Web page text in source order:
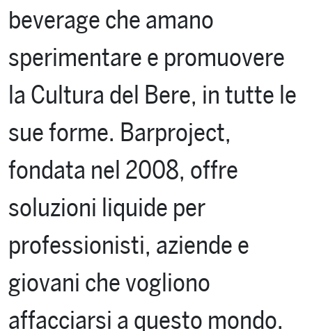
beverage che amano
sperimentare e promuovere
la Cultura del Bere, in tutte le
sue forme. Barproject,
fondata nel 2008, offre
soluzioni liquide per
professionisti, aziende e
giovani che vogliono
affacciarsi a questo mondo.